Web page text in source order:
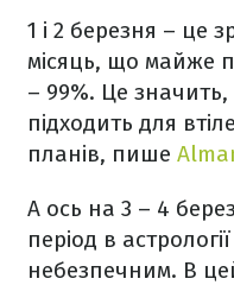
1 і 2 березня – це
місяць, що майже
– 99%. Це
підходить для
планів, пише
А ось на 3 – 4
період в
небезпечним. В